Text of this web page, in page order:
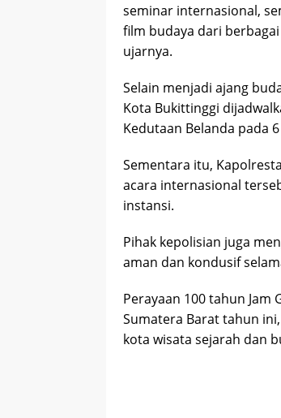
seminar internasional,
film budaya dari
ujarnya.
Selain menjadi ajang
Kota Bukittinggi
Kedutaan Belanda pada
Sementara itu,
acara internasional
instansi.
Pihak kepolisian juga
aman dan kondusif
Perayaan 100 tahun
Sumatera Barat tahun
kota wisata sejarah dan